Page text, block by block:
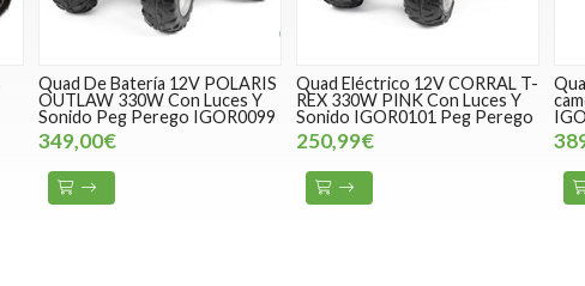
Quad De Batería 12V POLARIS
OUTLAW 330W Con Luces Y
Sonido Peg Perego IGOR0099
349,00€
Quad Eléctrico 12V CORRAL T-
REX 330W PINK Con Luces Y
Sonido IGOR0101 Peg Perego
250,99€